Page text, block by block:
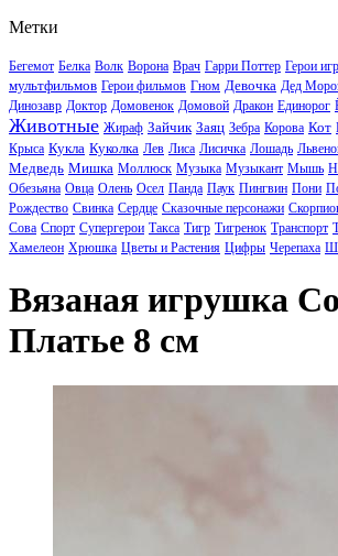
Метки
Бегемот Белка Волк Ворона Врач Гарри Поттер Герои игр
мультфильмов Герои фильмов Гном Девочка Дед
Динозавр Доктор Домовенок Домовой Дракон Единорог
Животные Жираф Зайчик Заяц Зебра Корова Кот
Крыса Кукла Куколка Лев Лиса Лисичка Лошадь
Медведь Мишка Моллюск Музыка Музыкант Мышь
Обезьяна Овца Олень Осел Панда Паук Пингвин Пони
Рождество Свинка Сердце Сказочные персонажи
Сова Спорт Супергерои Такса Тигр Тигренок Транспорт
Хамелеон Хрюшка Цветы и Растения Цифры Черепаха
Вязаная игрушка
Платье 8 см